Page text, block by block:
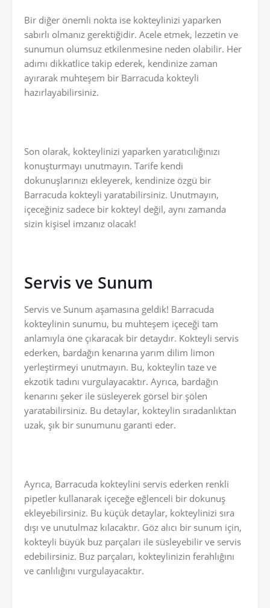
Bir diğer önemli nokta ise kokteylinizi yaparken
sabırlı olmanız gerektiğidir. Acele etmek, lezzetin ve
sunumun olumsuz etkilenmesine neden olabilir. Her
adımı dikkatlice takip ederek, kendinize zaman
ayırarak muhteşem bir Barracuda kokteyli
hazırlayabilirsiniz.
Son olarak, kokteylinizi yaparken yaratıcılığınızı
konuşturmayı unutmayın. Tarife kendi
dokunuşlarınızı ekleyerek, kendinize özgü bir
Barracuda kokteyli yaratabilirsiniz. Unutmayın,
içeceğiniz sadece bir kokteyl değil, aynı zamanda
sizin kişisel imzanız olacak!
Servis ve Sunum
Servis ve Sunum aşamasına geldik! Barracuda
kokteylinin sunumu, bu muhteşem içeceği tam
anlamıyla öne çıkaracak bir detaydır. Kokteyli servis
ederken, bardağın kenarına yarım dilim limon
yerleştirmeyi unutmayın. Bu, kokteylin taze ve
ekzotik tadını vurgulayacaktır. Ayrıca, bardağın
kenarını şeker ile süsleyerek görsel bir şölen
yaratabilirsiniz. Bu detaylar, kokteylin sıradanlıktan
uzak, şık bir sunumunu garanti eder.
Ayrıca, Barracuda kokteylini servis ederken renkli
pipetler kullanarak içeceğe eğlenceli bir dokunuş
ekleyebilirsiniz. Bu küçük detaylar, kokteylinizi sıra
dışı ve unutulmaz kılacaktır. Göz alıcı bir sunum için,
kokteyli büyük buz parçaları ile süsleyebilir ve servis
edebilirsiniz. Buz parçaları, kokteylinizin ferahlığını
ve canlılığını vurgulayacaktır.